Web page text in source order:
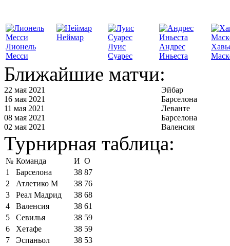
Лионель
Месси
Неймар
Луис
Суарес
Андрес
Иньеста
Ближайшие матчи:
22 мая 2021
Эйбар
16 мая 2021
Барселона
11 мая 2021
Леванте
08 мая 2021
Барселона
02 мая 2021
Валенсия
Турнирная таблица:
№ Команда И О
1
Барселона 38 87
2
Атлетико М 38 76
3
Реал Мадрид 38 68
4
Валенсия 38 61
5
Севилья 38 59
6
Хетафе 38 59
7
Эспаньол 38 53